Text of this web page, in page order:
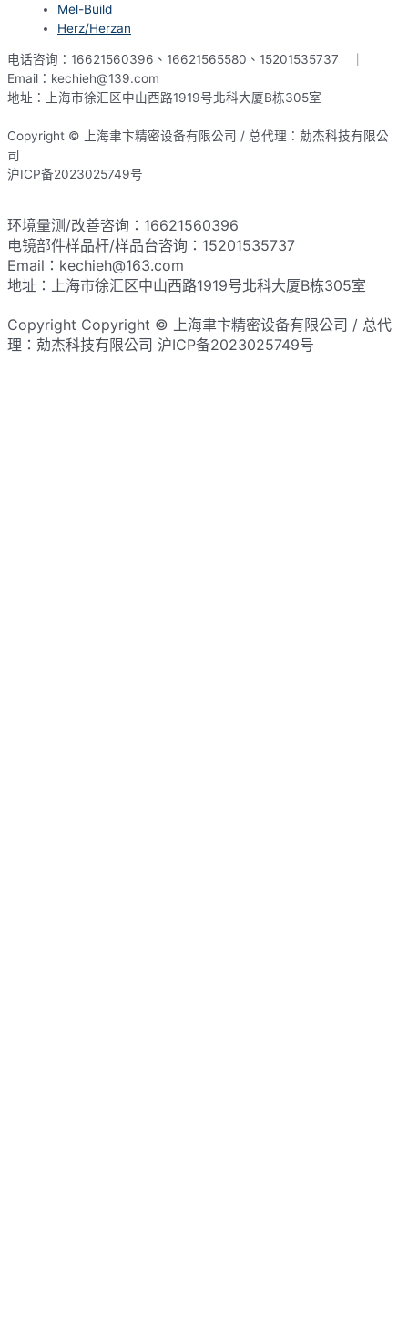
Mel-Build
Herz/Herzan
电话咨询：16621560396、16621565580、15201535737 ｜
Email：kechieh@139.com
地址：上海市徐汇区中山西路1919号北科大厦B栋305室
Copyright © 上海聿卞精密设备有限公司 / 总代理：勀杰科技有限公
司
沪ICP备2023025749号
环境量测/改善咨询：16621560396
电镜部件样品杆/样品台咨询：15201535737
Email：kechieh@163.com
地址：上海市徐汇区中山西路1919号北科大厦B栋305室
Copyright Copyright © 上海聿卞精密设备有限公司 / 总代
理：勀杰科技有限公司 沪ICP备2023025749号​